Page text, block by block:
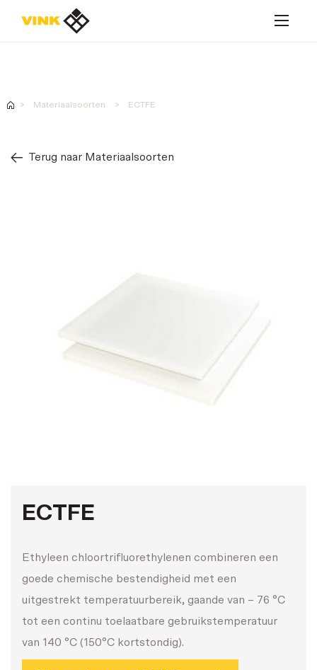
Werken bij Vink
Materiaalsoorten ECTFE
Terug naar Materiaalsoorten
ECTFE
Ethyleen chloortrifluorethylenen combineren een
goede chemische bestendigheid met een
uitgestrekt temperatuurbereik, gaande van – 76 °C
tot een continu toelaatbare gebruikstemperatuur
van 140 °C (150°C kortstondig).